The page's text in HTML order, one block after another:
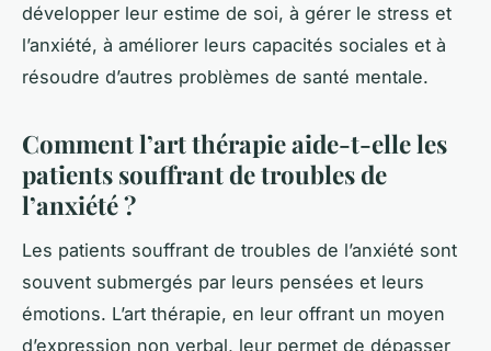
développer leur estime de soi, à gérer le stress et
l’anxiété, à améliorer leurs capacités sociales et à
résoudre d’autres problèmes de santé mentale.
Comment l’art thérapie aide-t-elle les
patients souffrant de troubles de
l’anxiété ?
Les patients souffrant de troubles de l’anxiété sont
souvent submergés par leurs pensées et leurs
émotions. L’art thérapie, en leur offrant un moyen
d’expression non verbal, leur permet de dépasser